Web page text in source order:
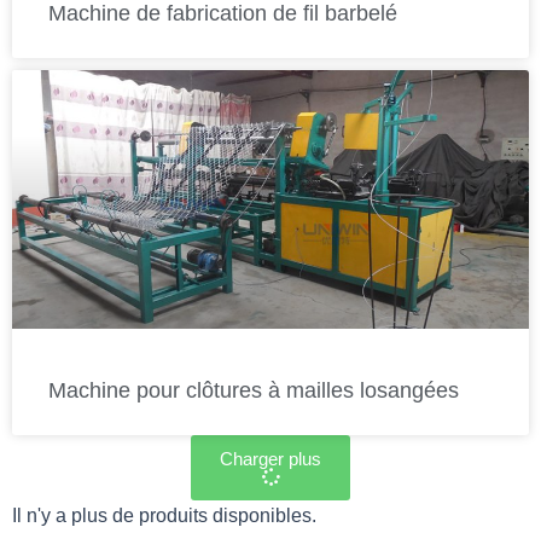
Machine de fabrication de fil barbelé
Machine pour clôtures à mailles losangées
Charger plus
Il n'y a plus de produits disponibles.